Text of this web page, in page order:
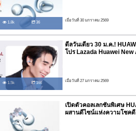
1.8k 36 เมื่อวันที่ 30 มกราคม 2569
1.5k 166
ดีลวันเดียว 30 ม.ค.!
โปร Lazada Huawei
เมื่อวันที่ 27 มกราคม 2569
เปิดตัวคอลเลกชันพิเศษ
ผสานดีไซน์แห่งความโชคดี